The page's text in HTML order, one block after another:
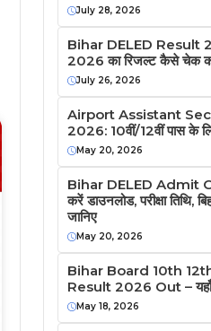
July 28, 2026
Bihar DELED Result
2026 का रिजल्ट कैसे चेक करें
July 26, 2026
Airport Assistant
2026: 10वीं/12वीं पास के
May 20, 2026
Bihar DELED Admit
करें डाउनलोड, परीक्षा तिथि,
जानिए
May 20, 2026
Bihar Board 10th
Result 2026 Out –
May 18, 2026